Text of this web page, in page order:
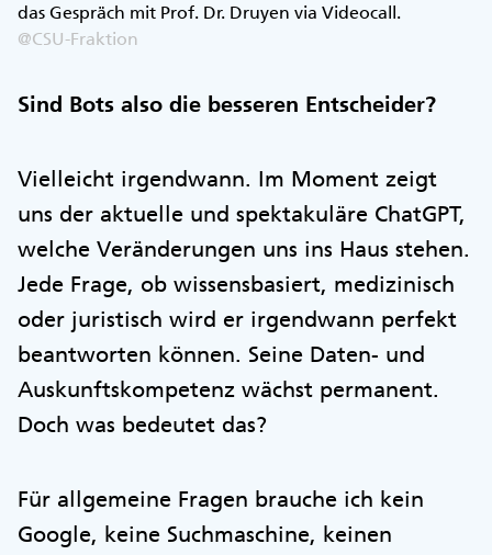
das Gespräch mit Prof. Dr. Druyen via Videocall.
@CSU-Fraktion
Sind Bots also die besseren Entscheider?
Vielleicht irgendwann. Im Moment zeigt
uns der aktuelle und spektakuläre ChatGPT,
welche Veränderungen uns ins Haus stehen.
Jede Frage, ob wissensbasiert, medizinisch
oder juristisch wird er irgendwann perfekt
beantworten können. Seine Daten- und
Auskunftskompetenz wächst permanent.
Doch was bedeutet das?
Für allgemeine Fragen brauche ich kein
Google, keine Suchmaschine, keinen